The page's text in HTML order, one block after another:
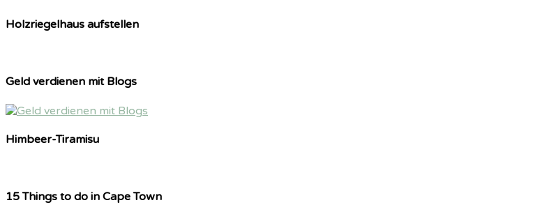
Holzriegelhaus aufstellen
Geld verdienen mit Blogs
Himbeer-Tiramisu
15 Things to do in Cape Town